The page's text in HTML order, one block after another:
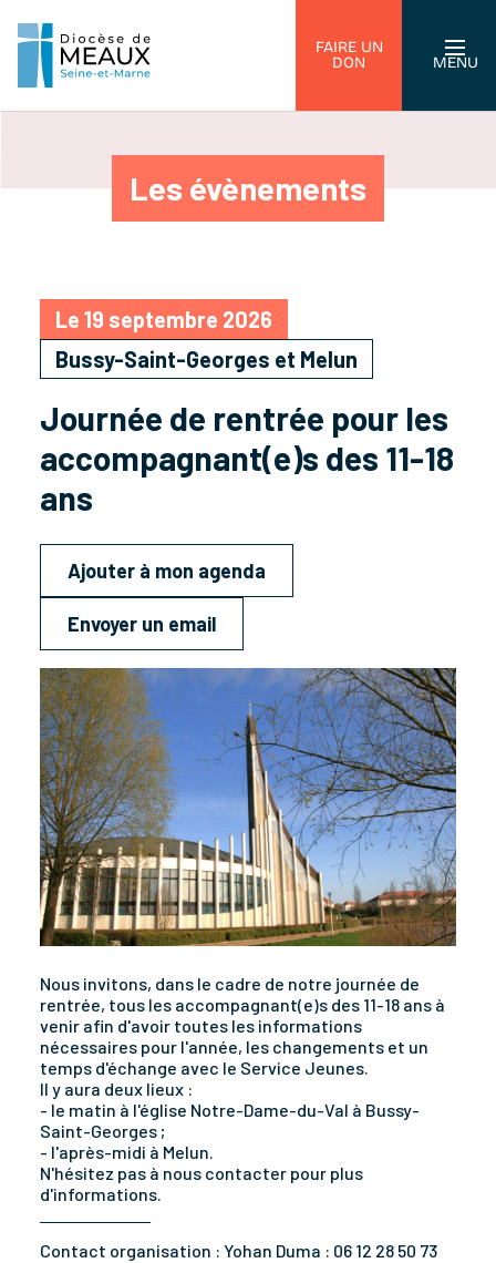
FAIRE UN
DON
MENU
Les évènements
Le 19 septembre 2026
Bussy-Saint-Georges et Melun
Journée de rentrée pour les
accompagnant(e)s des 11-18
ans
Ajouter à mon agenda
Envoyer un email
Nous invitons, dans le cadre de notre journée de
rentrée, tous les accompagnant(e)s des 11-18 ans à
venir afin d'avoir toutes les informations
nécessaires pour l'année, les changements et un
temps d'échange avec le Service Jeunes.
Il y aura deux lieux :
- le matin à l'église Notre-Dame-du-Val à Bussy-
Saint-Georges ;
- l'après-midi à Melun.
N'hésitez pas à nous contacter pour plus
d'informations.
Contact organisation : Yohan Duma : 06 12 28 50 73